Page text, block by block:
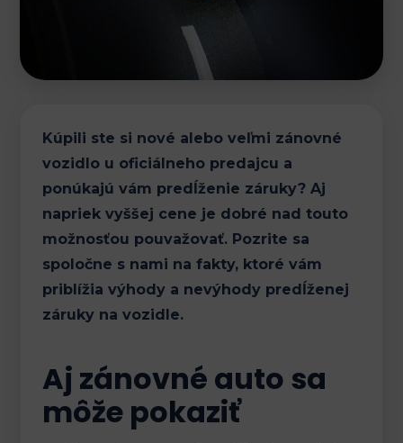
Kúpili ste si nové alebo veľmi zánovné
vozidlo u oficiálneho predajcu a
ponúkajú vám predĺženie záruky? Aj
napriek vyššej cene je dobré nad touto
možnosťou pouvažovať. Pozrite sa
spoločne s nami na fakty, ktoré vám
priblížia výhody a nevýhody predĺženej
záruky na vozidle.
Aj zánovné auto sa
môže pokaziť